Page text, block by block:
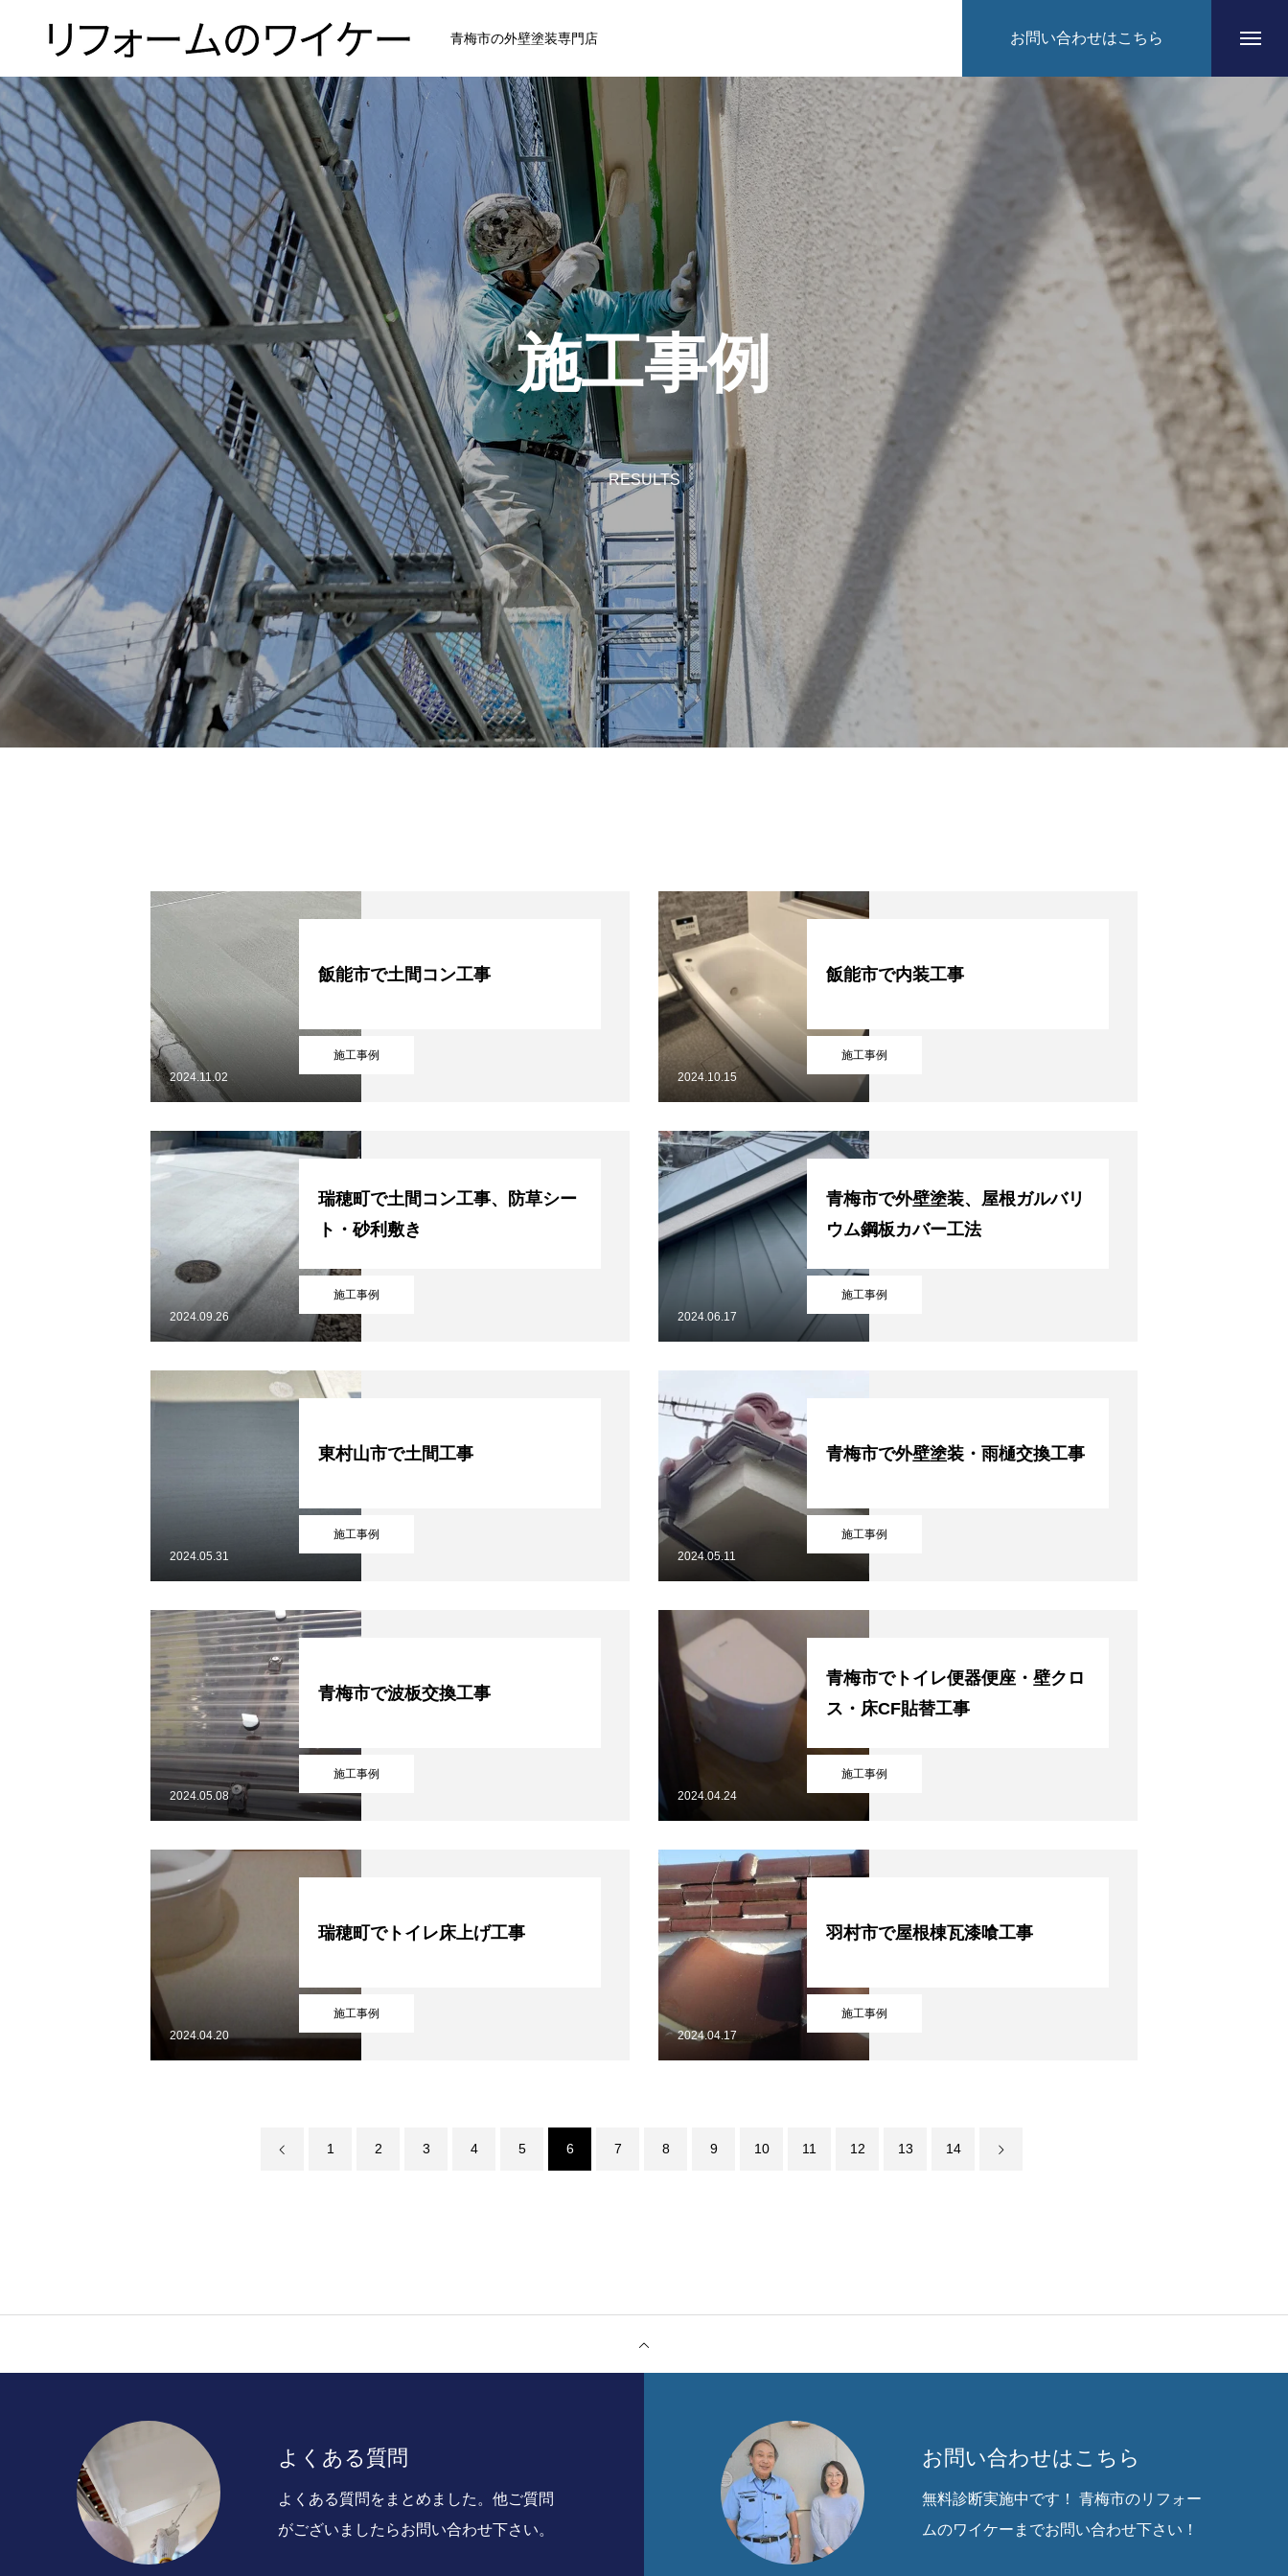
青梅市の外壁塗装専門店 お問い合わせはこちら
ホーム HOME
浴槽塗装
３つのこだわり CONCEPT
施工事例
お問い合わせからの流れ
よくある質問
ブログ
協力下請け業者募集
お問い合わせ
会社案内
協力下請け業者募集 サイトマップ
施工事例
RESULTS
施工事例
飯能市で土間コン工事
2024.11.02
施工事例
飯能市で内装工事
2024.10.15
施工事例
瑞穂町で土間コン工事、防草シー
ト・砂利敷き
2024.09.26
施工事例
青梅市で外壁塗装、屋根ガルバリ
ウム鋼板カバー工法
2024.06.17
施工事例
東村山市で土間工事
2024.05.31
施工事例
青梅市で外壁塗装・雨樋交換工事
2024.05.11
施工事例
青梅市で波板交換工事
2024.05.08
施工事例
青梅市でトイレ便器便座・壁クロ
ス・床CF貼替工事
2024.04.24
施工事例
瑞穂町でトイレ床上げ工事
2024.04.20
施工事例
羽村市で屋根棟瓦漆喰工事
2024.04.17
1 2 3 4 5 6 7 8 9 10 11 12 13 14
よくある質問
よくある質問をまとめました。他ご質問
がございましたらお問い合わせ下さい。
お問い合わせはこちら
無料診断実施中です！ 青梅市のリフォー
ムのワイケーまでお問い合わせ下さい！